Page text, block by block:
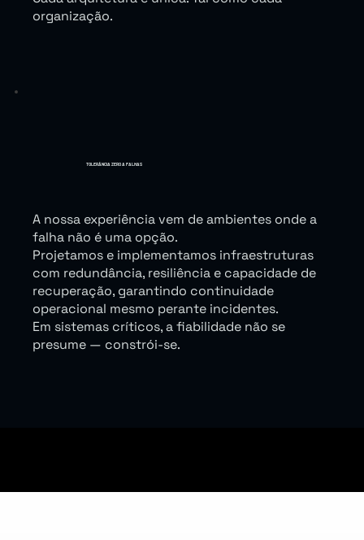
organização.
TOLERÂNCIA ZERO A FALHAS
A nossa experiência vem de ambientes onde a
falha não é uma opção.
Projetamos e implementamos infraestruturas
com redundância, resiliência e capacidade de
recuperação, garantindo continuidade
operacional mesmo perante incidentes.
Em sistemas críticos, a fiabilidade não se
presume — constrói-se.